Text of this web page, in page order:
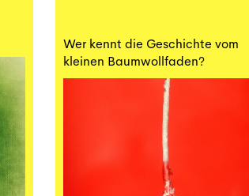
Wer kennt die Geschichte vom
kleinen Baumwollfaden?